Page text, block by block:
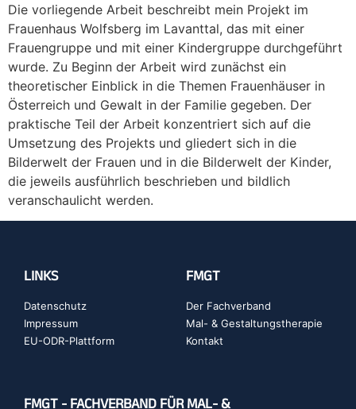
Die vorliegende Arbeit beschreibt mein Projekt im
Frauenhaus Wolfsberg im Lavanttal, das mit einer
Frauengruppe und mit einer Kindergruppe durchgeführt
wurde. Zu Beginn der Arbeit wird zunächst ein
theoretischer Einblick in die Themen Frauenhäuser in
Österreich und Gewalt in der Familie gegeben. Der
praktische Teil der Arbeit konzentriert sich auf die
Umsetzung des Projekts und gliedert sich in die
Bilderwelt der Frauen und in die Bilderwelt der Kinder,
die jeweils ausführlich beschrieben und bildlich
veranschaulicht werden.
LINKS
Datenschutz
Impressum
EU-ODR-Plattform
FMGT
Der Fachverband
Mal- & Gestaltungstherapie
Kontakt
FMGT - FACHVERBAND FÜR MAL- &